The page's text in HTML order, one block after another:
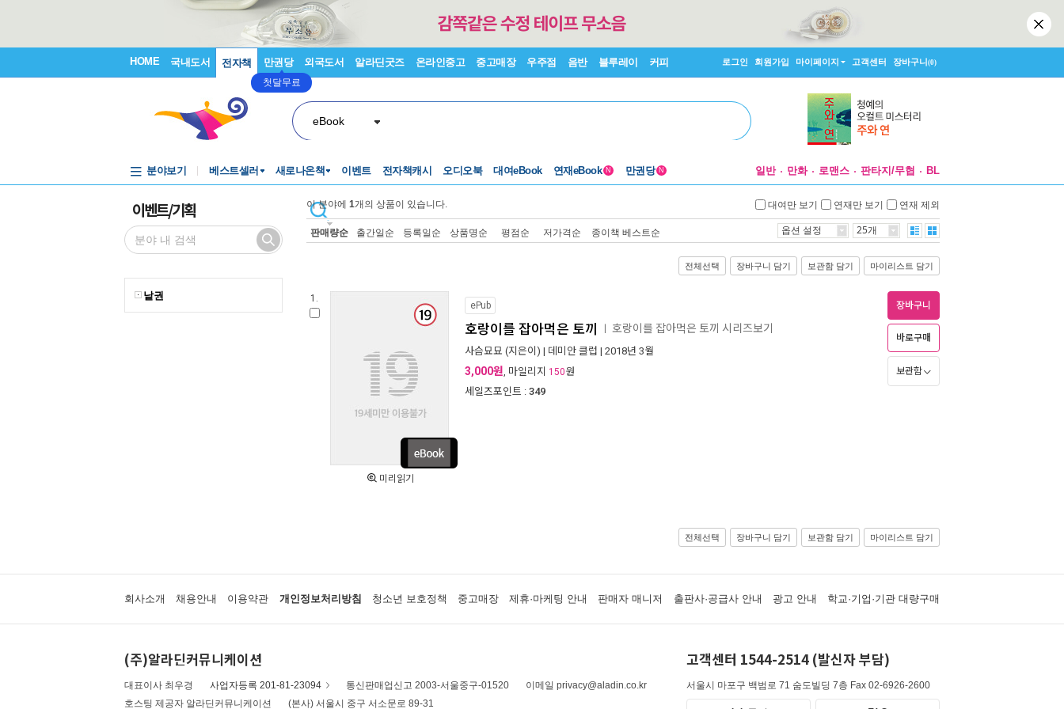
HOME 국내도서 전자책 만권당
첫달무료
외국도서 알라딘굿즈 온라인중고 중고매장 우주점 음반 블루레이 커피 로그인 회원가입 마이페이지 고객센터 장바구니(0)
eBook
분야보기 베스트셀러 새로나온책 이벤트 전자책캐시 오디오북 대여eBook 연재eBook N 만권당 N 일반 만화 로맨스 판타지/무협 BL
이벤트/기획
낱권
이 분야에 1개의 상품이 있습니다. 대여만 보기 연재만 보기 연재 제외
판매량순 출간일순 등록일순 상품명순 평점순 저가격순 종이책 베스트순 옵션 설정 25개
전체선택 장바구니 담기 보관함 담기 마이리스트 담기
1.
미리읽기
ePub
호랑이를 잡아먹은 토끼 호랑이를 잡아먹은 토끼 시리즈보기
사슴묘묘 (지은이) | 데미안 클럽 | 2018년 3월
3,000원, 마일리지 150원
세일즈포인트 : 349
장바구니
바로구매
보관함
전체선택 장바구니 담기 보관함 담기 마이리스트 담기
회사소개 채용안내 이용약관 개인정보처리방침 청소년 보호정책 중고매장 제휴·마케팅 안내 판매자 매니저 출판사·공급사 안내 광고 안내 학교·기업·기관 대량구매
(주)알라딘커뮤니케이션
대표이사 최우경 사업자등록 201-81-23094 통신판매업신고 2003-서울중구-01520
이메일 privacy@aladin.co.kr
호스팅 제공자 알라딘커뮤니케이션
(본사) 서울시 중구 서소문로 89-31
고객센터 1544-2514 (발신자 부담)
서울시 마포구 백범로 71 숨도빌딩 7층 Fax 02-6926-2600